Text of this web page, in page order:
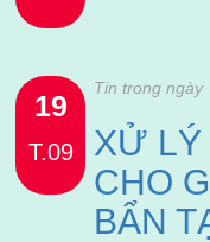
19
T.09
Tin trong ngày
XỬ LÝ
CHO
BẨN